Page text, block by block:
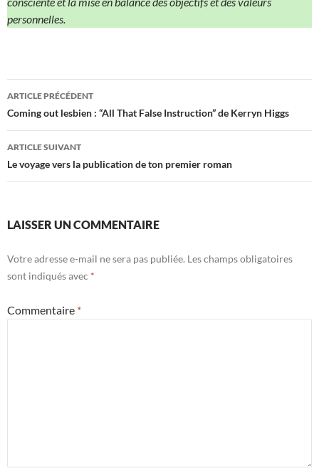
personnelles.
Navigation
des
articles
ARTICLE PRÉCÉDENT
Coming out lesbien : “All That False Instruction” de Kerryn Higgs
ARTICLE SUIVANT
Le voyage vers la publication de ton premier roman
LAISSER UN COMMENTAIRE
Votre adresse e-mail ne sera pas publiée. Les champs obligatoires
sont indiqués avec *
Commentaire *